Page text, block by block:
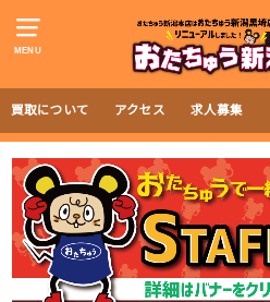
MENU
買取について アクセス 求人募集